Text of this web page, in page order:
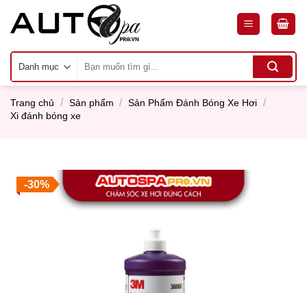
kiếm:
Trang chủ / Sản phẩm / Sản Phẩm Đánh Bóng Xe Hơi /
Xi đánh bóng xe
-30%